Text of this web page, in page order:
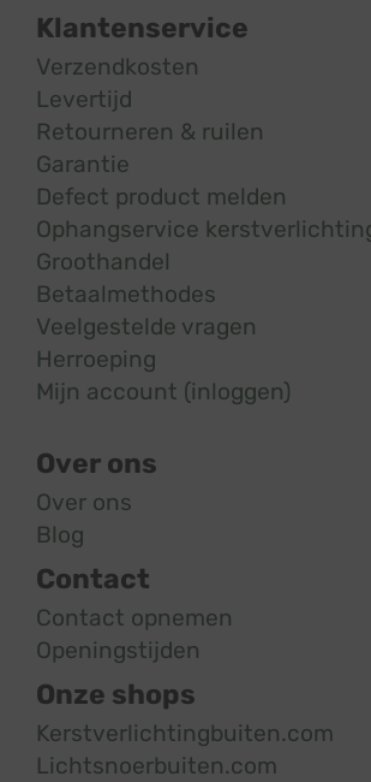
Klantenservice
Verzendkosten
Levertijd
Retourneren & ruilen
Garantie
Defect product melden
Ophangservice
Groothandel
Betaalmethodes
Veelgestelde vragen
Herroeping
Mijn account (inloggen)
Over ons
Over ons
Blog
Contact
Contact opnemen
Openingstijden
Onze shops
Kerstverlichtingbuiten.com
Lichtsnoerbuiten.com